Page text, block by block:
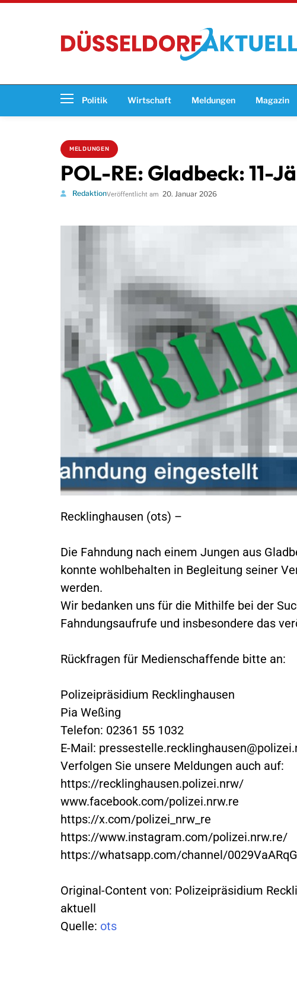
Politik Wirtschaft Meldungen Magazin
MELDUNGEN
POL-RE: Gladbeck: 11-
RedaktionVeröffentlicht am 20. Januar 2026
Recklinghausen (ots) –
Die Fahndung nach einem Jungen aus
konnte wohlbehalten in Begleitung seiner
werden.
Wir bedanken uns für die Mithilfe bei der
Fahndungsaufrufe und insbesondere das
Rückfragen für Medienschaffende bitte an:
Polizeipräsidium Recklinghausen
Pia Weßing
Telefon: 02361 55 1032
E-Mail:
Verfolgen Sie unsere Meldungen auch auf:
https://recklinghausen.polizei.nrw/
www.facebook.com/polizei.nrw.re
https://x.com/polizei_nrw_re
https://www.instagram.com/polizei.nrw.re/
https://whatsapp.com/channel/
Original-Content von: Polizeipräsidium
aktuell
Quelle: ots